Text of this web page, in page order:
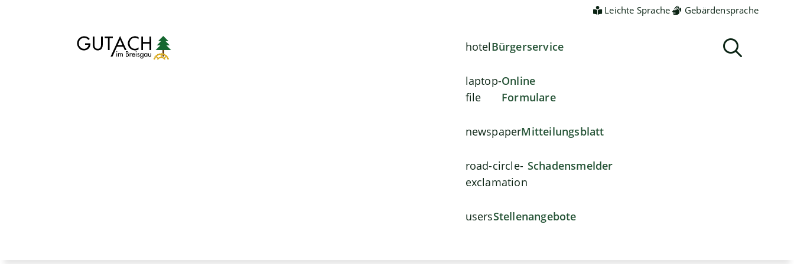
Leichte Sprache Gebärdensprache
hotelBürgerservice
laptop-
file
Online
Formulare
newspaperMitteilungsblatt
road-circle-
exclamation
Schadensmelder
usersStellenangebote